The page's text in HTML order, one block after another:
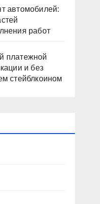
автомобилей:
работ
платежной
и без
стейблкоином